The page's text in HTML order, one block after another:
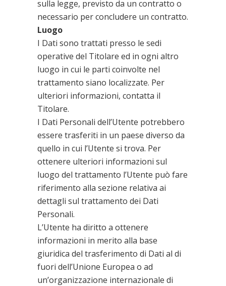
sulla legge, previsto da un contratto o
necessario per concludere un contratto.
Luogo
I Dati sono trattati presso le sedi
operative del Titolare ed in ogni altro
luogo in cui le parti coinvolte nel
trattamento siano localizzate. Per
ulteriori informazioni, contatta il
Titolare.
I Dati Personali dell’Utente potrebbero
essere trasferiti in un paese diverso da
quello in cui l’Utente si trova. Per
ottenere ulteriori informazioni sul
luogo del trattamento l’Utente può fare
riferimento alla sezione relativa ai
dettagli sul trattamento dei Dati
Personali.
L’Utente ha diritto a ottenere
informazioni in merito alla base
giuridica del trasferimento di Dati al di
fuori dell’Unione Europea o ad
un’organizzazione internazionale di